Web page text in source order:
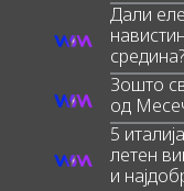
Дали
средина?
Зошто
од
5
летен
и